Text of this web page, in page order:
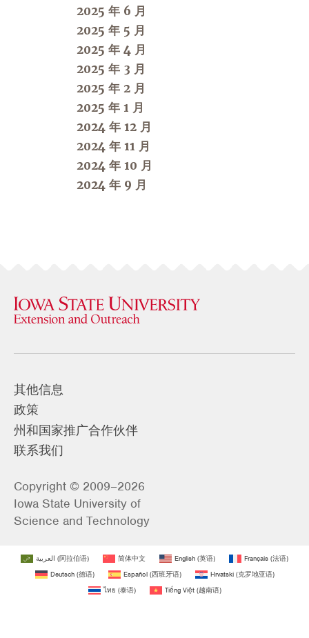
2025 年 6 月
2025 年 5 月
2025 年 4 月
2025 年 3 月
2025 年 2 月
2025 年 1 月
2024 年 12 月
2024 年 11 月
2024 年 10 月
2024 年 9 月
其他信息
政策
州和国家推广合作伙伴
联系我们
Copyright © 2009–2026
Iowa State University of
Science and Technology
العربية (阿拉伯语) 简体中文 English (英语) Français (法语)
Deutsch(德语) Español(西班牙语) Hrvatski(克罗地亚语)
ไทย (泰语) Tiếng Việt(越南语)